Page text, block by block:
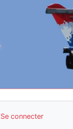
Se connecter